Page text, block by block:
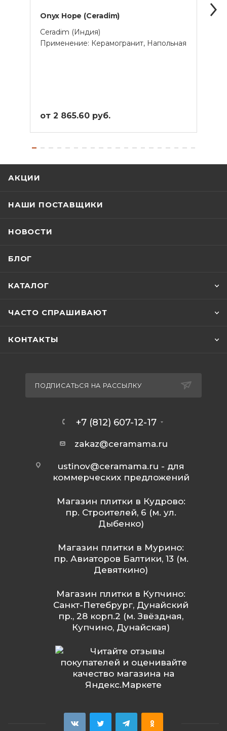
Onyx Hope (Ceradim)
Ceradim (Индия)
Применение: Керамогранит, Напольная
от 2 865.60 руб.
АКЦИИ
НАШИ ПОСТАВЩИКИ
НОВОСТИ
БЛОГ
КАТАЛОГ
ЧАСТО СПРАШИВАЮТ
КОНТАКТЫ
ПОДПИСАТЬСЯ НА РАССЫЛКУ
+7 (812) 607-12-17
zakaz@ceramama.ru
ustinov@ceramama.ru - для
коммерческих предложений
Магазин плитки в Кудрово:
пр. Строителей, 6 (м. ул.
Дыбенко)
Магазин плитки в Мурино:
пр. Авиаторов Балтики, 13 (м.
Девяткино)
Магазин плитки в Купчино:
Санкт-Петебрург, Дунайский
пр., 28 корп.2 (м. Звёздная,
Купчино, Дунайская)